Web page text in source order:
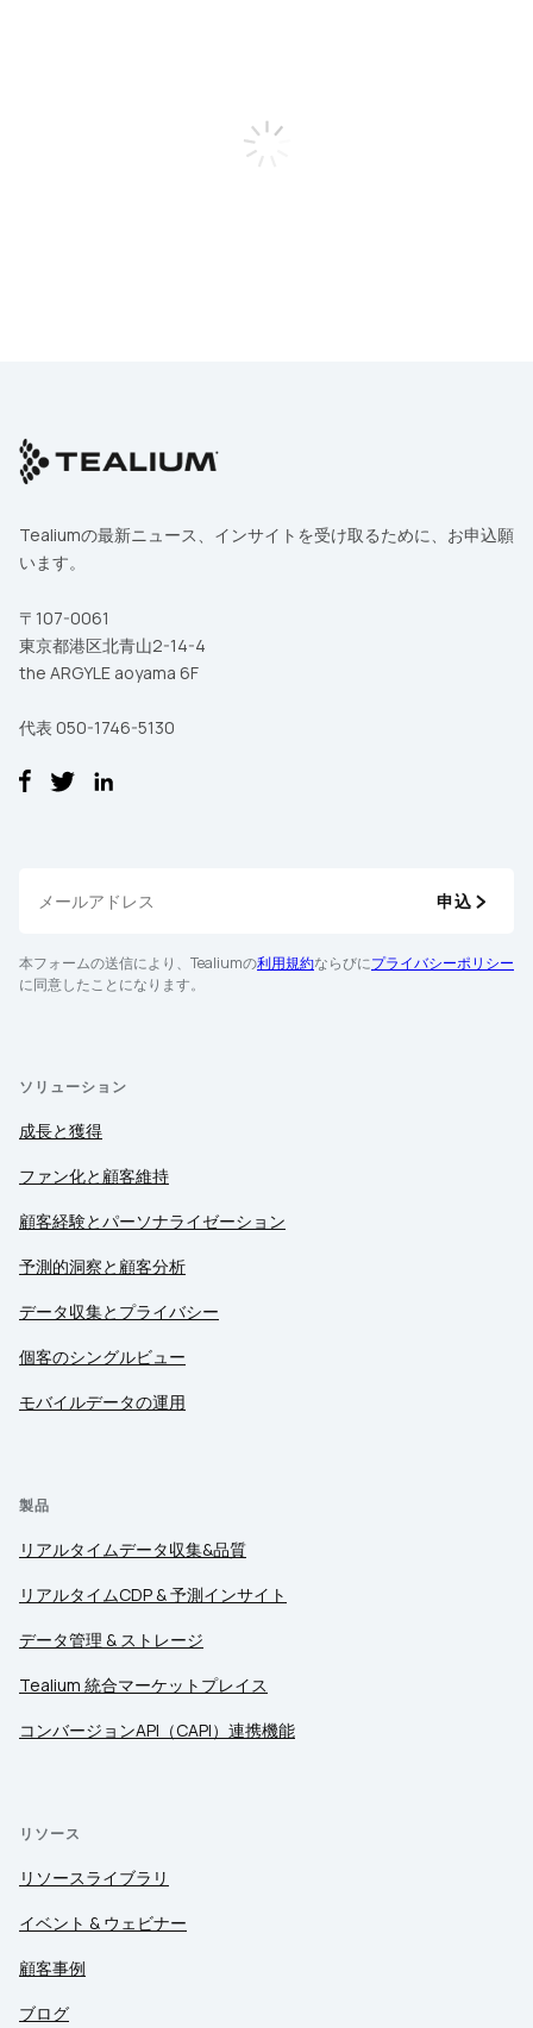
国
お問い合わせ内容
本フォームの送信により、Tealiumの
リシーに同意したことになります。
送信
Tealiumの最新ニュース、インサイトを受け取るために、お申込願
います。
〒107-0061
東京都港区北青山2-14-4
the ARGYLE aoyama 6F
代表 050-1746-5130
申込
本フォームの送信により、Tealiumの利用規約ならびにプライバシーポリシー
に同意したことになります。
ソリューション
成長と獲得
ファン化と顧客維持
顧客経験とパーソナライゼーション
予測的洞察と顧客分析
データ収集とプライバシー
個客のシングルビュー
モバイルデータの運用
製品
リアルタイムデータ収集&品質
リアルタイムCDP & 予測インサイト
データ管理 & ストレージ
Tealium 統合マーケットプレイス
コンバージョンAPI（CAPI）連携機能
リソース
リソースライブラリ
イベント & ウェビナー
顧客事例
ブログ